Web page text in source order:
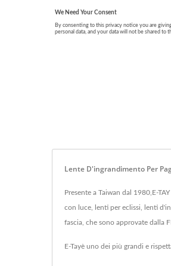
Lente D'ingrandimento Per
Presente a Taiwan dal 1980,E-
con luce, lenti per eclissi, lenti
fascia, che sono approvate dalla
E-Tayè uno dei più grandi e